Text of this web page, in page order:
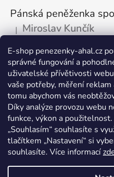
E-shop penezenky-ahal.cz
správné fungování a
uživatelské přívětivosti
vaše potřeby, měření
tomu abychom vás
Díky analýze provozu webu
funkce, výkon a
„Souhlasím“ souhlasíte s
tlačítkem „Nastavení“ si
souhlasíte. Více informací
Pánská peněženka
Hodnocení produktu je 5 z
| Miroslav Kunčík
OK
Kožená dokladovka
Hodnocení produktu je 5 z 5
| Vlastimil Šajtar
Spokojený ,rychle a spolehlivě
Kožená peněženka na
Hodnocení produktu je 5 z 5
| Katarína Kutlíková